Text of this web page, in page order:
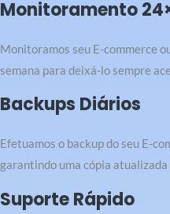
Monitoramento
Monitoramos seu E-commerce
semana para deixá-lo sempre
Backups Diários
Efetuamos o backup do seu E-
garantindo uma cópia
Suporte Rápido